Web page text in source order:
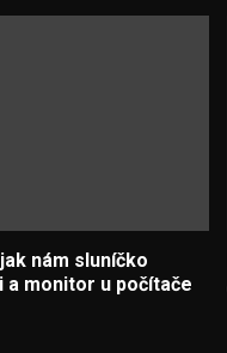
nám sluníčko
monitor u počítače